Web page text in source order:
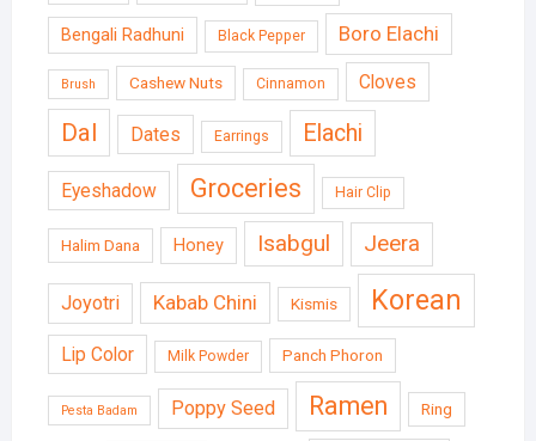
Bengali Radhuni Black Pepper Boro Elachi
Brush Cashew Nuts Cinnamon Cloves
Dal Dates Earrings Elachi
Eyeshadow Groceries Hair Clip
Halim Dana Honey Isabgul Jeera
Joyotri Kabab Chini Kismis Korean
Lip Color Milk Powder Panch Phoron
Pesta Badam Poppy Seed Ramen Ring